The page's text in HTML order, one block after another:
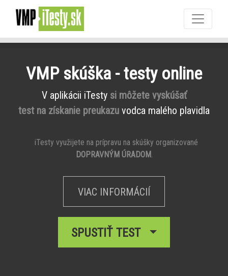
VMP skúška - testy online
V aplikácii iTesty si môžete vyskúšať
test na získanie preukazu vodca malého plavidla
iTesty využijete na prípravu na skúšky organizované
DOPRAVNÝM ÚRADOM.
VIAC INFORMÁCIÍ
SPUSTIŤ TEST